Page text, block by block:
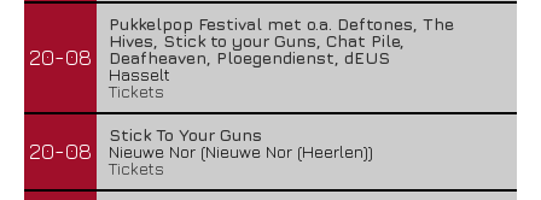
20-08
Pukkelpop Festival met o.a. Deftones, The
Hives, Stick to your Guns, Chat Pile,
Deafheaven, Ploegendienst, dEUS
Hasselt
Tickets
20-08
Stick To Your Guns
Nieuwe Nor (Nieuwe Nor (Heerlen))
Tickets